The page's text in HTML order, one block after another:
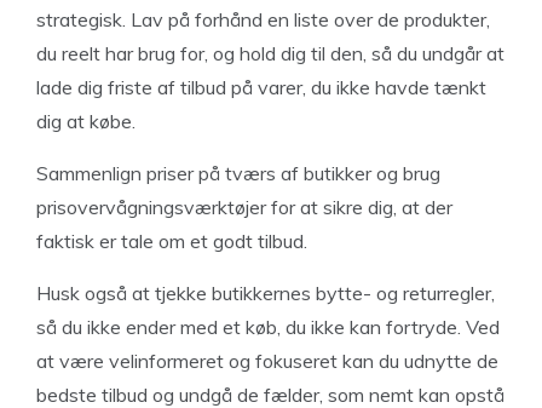
strategisk. Lav på forhånd en liste over de produkter,
du reelt har brug for, og hold dig til den, så du undgår at
lade dig friste af tilbud på varer, du ikke havde tænkt
dig at købe.
Sammenlign priser på tværs af butikker og brug
prisovervågningsværktøjer for at sikre dig, at der
faktisk er tale om et godt tilbud.
Husk også at tjekke butikkernes bytte- og returregler,
så du ikke ender med et køb, du ikke kan fortryde. Ved
at være velinformeret og fokuseret kan du udnytte de
bedste tilbud og undgå de fælder, som nemt kan opstå